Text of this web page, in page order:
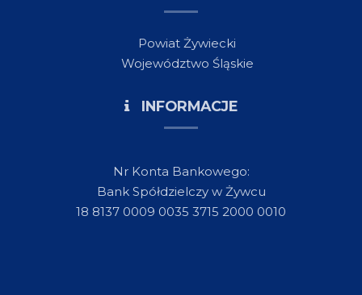
Powiat Żywiecki
Województwo Śląskie
INFORMACJE
Nr Konta Bankowego:
Bank Spółdzielczy w Żywcu
18 8137 0009 0035 3715 2000 0010